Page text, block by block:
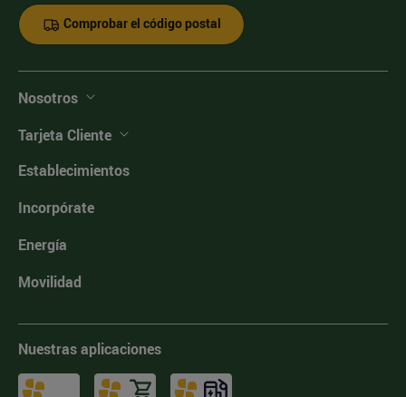
Comprobar el código postal
Nosotros
Tarjeta Cliente
Establecimientos
Incorpórate
Energía
Movilidad
Nuestras aplicaciones